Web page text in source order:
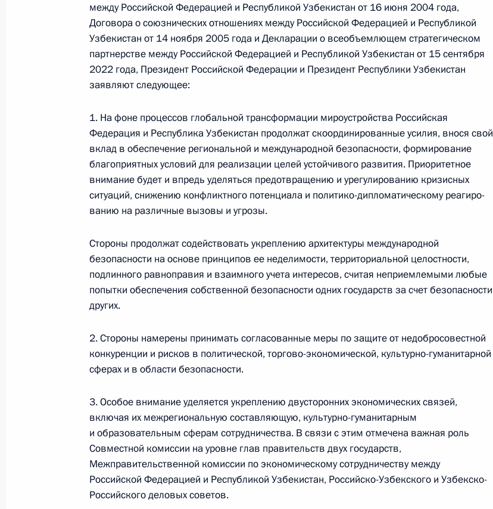
Трутневым
6 августа 2026 года, 13:45 5 августа 2026 года, 18:15
Телефонный разговор
с Президентом ОАЭ Мухаммедом Бен
Заидом Аль Нахайяном
7 августа 2026 года, 12:50
Телефонный разговор с командиром
76-й гвардейской десантно-
Шихабидовым
Обращение к участникам VIII
Российско-Киргизского
экономического форума и XII
Российско-Киргизской
межрегиональной конференции
6 августа 2026 года, 09:00
Встреча с председателем Союза
театральных деятелей России
Владимиром Машковым
между Российской Федерацией и Республикой Узбекистан от 16 июня 2004 года,
Договора о союзнических отношениях между Российской Федерацией и Республикой
Узбекистан от 14 ноября 2005 года и Декларации о всеобъемлющем стратегическом
партнерстве между Российской Федерацией и Республикой Узбекистан от 15 сентября
2022 года, Президент Российской Федерации и Президент Республики Узбекистан
заявляют следующее:
1. На фоне процессов глобальной трансформации мироустройства Российская
Федерация и Республика Узбекистан продолжат скоординированные усилия, внося свой
вклад в обеспечение региональной и международной безопасности, формирование
благоприятных условий для реализации целей устойчивого развития. Приоритетное
внимание будет и впредь уделяться предотвращению и урегулированию кризисных
ситуаций, снижению конфликтного потенциала и политико-дипломатическому реагиро­
ва­нию на различные вызовы и угрозы.
Стороны продолжат содействовать укреплению архитектуры международной
безопасности на основе принципов ее неделимости, территориальной целостности,
подлинного равноправия и взаимного учета интересов, считая неприемлемыми любые
попытки обеспечения собственной безопасности одних государств за счет безопасности
других.
2. Стороны намерены принимать согласованные меры по защите от недобросовестной
конкуренции и рисков в политической, торгово-экономической, культурно-гуманитарной
сферах и в области безопасности.
3. Особое внимание уделяется укреплению двусторонних экономических связей,
включая их межрегиональную составляющую, культурно-гуманитарным
и образовательным сферам сотрудничества. В связи с этим отмечена важная роль
Совместной комиссии на уровне глав правительств двух государств,
Межправительственной комиссии по экономическому сотрудничеству между
Российской Федерацией и Республикой Узбекистан, Российско-Узбекского и Узбекско-
Российского деловых советов.